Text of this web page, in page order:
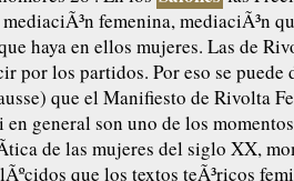
femenina, mediaciÃ³n
haya en ellos mujeres. Las de
por los partidos. Por eso se puede
que el Manifiesto de Rivolta
general son uno de los
de las mujeres del siglo XX,
que los textos teÃ³ricos